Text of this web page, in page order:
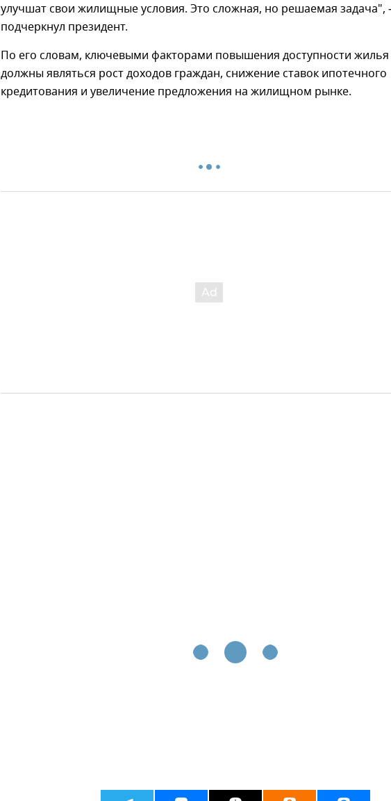
улучшат свои жилищные условия. Это сложная, но решаемая задача",
подчеркнул президент.
По его словам, ключевыми факторами повышения доступности жилья
должны являться рост доходов граждан, снижение ставок ипотечного
кредитования и увеличение предложения на жилищном рынке.